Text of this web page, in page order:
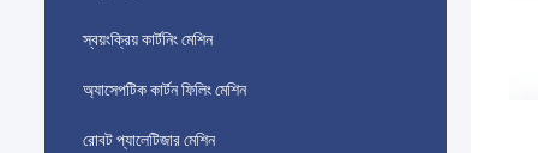
স্বয়ংক্রিয় কার্টনিং মেশিন
অ্যাসেপটিক কার্টন ফিলিং মেশিন
রোবট প্যালেটিজার মেশিন